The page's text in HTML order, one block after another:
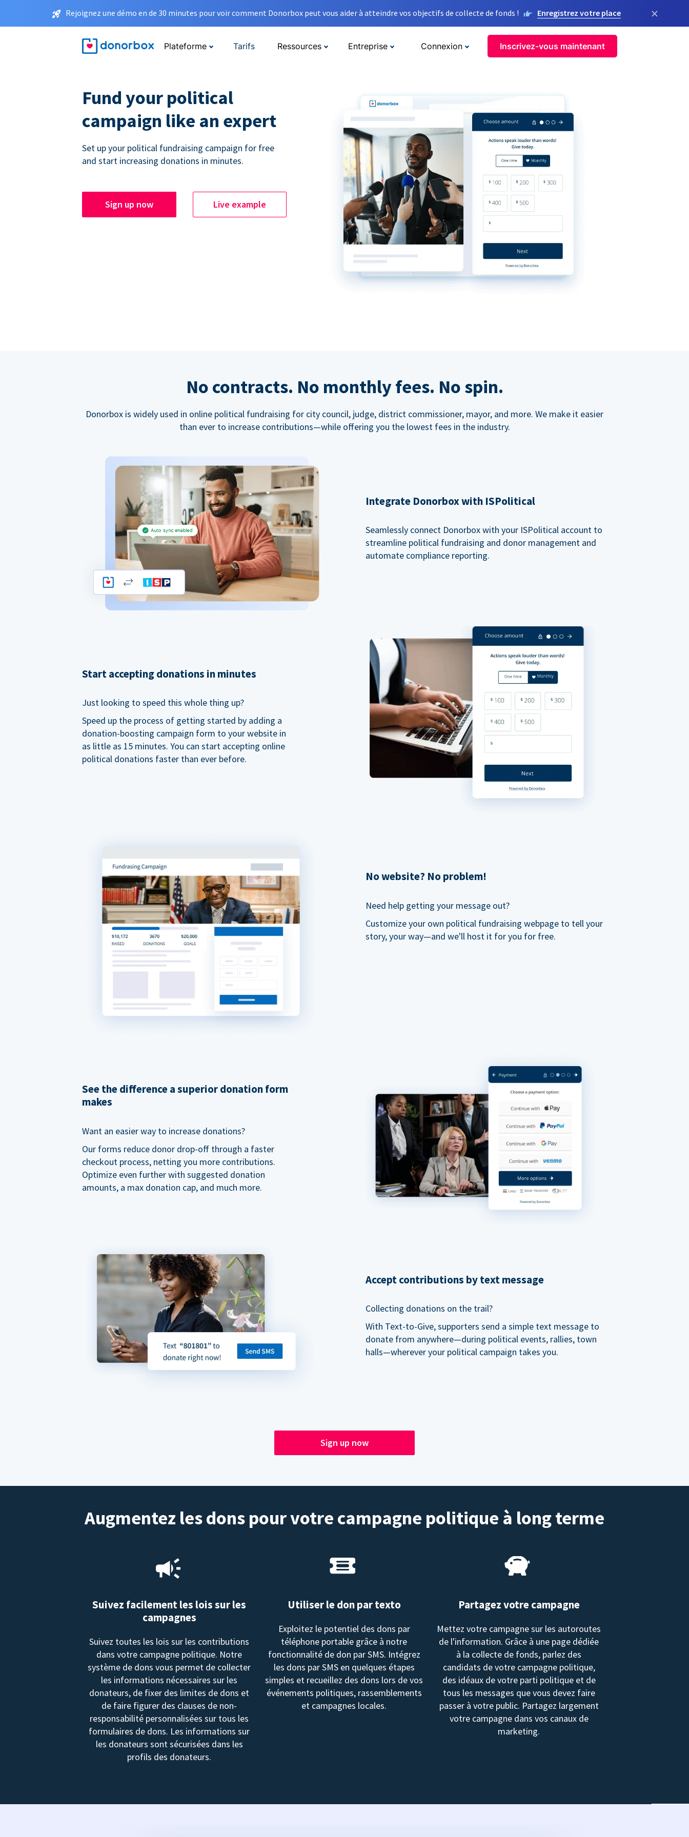
Rejoignez une démo en de 30 minutes pour voir comment Donorbox peut vous aider à atteindre vos objectifs de collecte de fonds ! Enregistrez votre place ×
Plateforme Tarifs Ressources Entreprise Connexion Inscrivez-vous maintenant
Fund your political
campaign like an expert
Set up your political fundraising campaign for free
and start increasing donations in minutes.
Sign up now Live example
No contracts. No monthly fees. No spin.
Donorbox is widely used in online political fundraising for city council, judge, district commissioner, mayor, and more. We make it easier
than ever to increase contributions—while offering you the lowest fees in the industry.
Integrate Donorbox with ISPolitical
Seamlessly connect Donorbox with your ISPolitical account to
streamline political fundraising and donor management and
automate compliance reporting.
Start accepting donations in minutes
Just looking to speed this whole thing up?
Speed up the process of getting started by adding a
donation-boosting campaign form to your website in
as little as 15 minutes. You can start accepting online
political donations faster than ever before.
No website? No problem!
Need help getting your message out?
Customize your own political fundraising webpage to tell your
story, your way—and we'll host it for you for free.
See the difference a superior donation form
makes
Want an easier way to increase donations?
Our forms reduce donor drop-off through a faster
checkout process, netting you more contributions.
Optimize even further with suggested donation
amounts, a max donation cap, and much more.
Accept contributions by text message
Collecting donations on the trail?
With Text-to-Give, supporters send a simple text message to
donate from anywhere—during political events, rallies, town
halls—wherever your political campaign takes you.
Sign up now
Augmentez les dons pour votre campagne politique à long terme
Suivez facilement les lois sur les
campagnes
Suivez toutes les lois sur les contributions
dans votre campagne politique. Notre
système de dons vous permet de collecter
les informations nécessaires sur les
donateurs, de fixer des limites de dons et
de faire figurer des clauses de non-
responsabilité personnalisées sur tous les
formulaires de dons. Les informations sur
les donateurs sont sécurisées dans les
profils des donateurs.
Utiliser le don par texto
Exploitez le potentiel des dons par
téléphone portable grâce à notre
fonctionnalité de don par SMS. Intégrez
les dons par SMS en quelques étapes
simples et recueillez des dons lors de vos
événements politiques, rassemblements
et campagnes locales.
Partagez votre campagne
Mettez votre campagne sur les autoroutes
de l'information. Grâce à une page dédiée
à la collecte de fonds, parlez des
candidats de votre campagne politique,
des idéaux de votre parti politique et de
tous les messages que vous devez faire
passer à votre public. Partagez largement
votre campagne dans vos canaux de
marketing.